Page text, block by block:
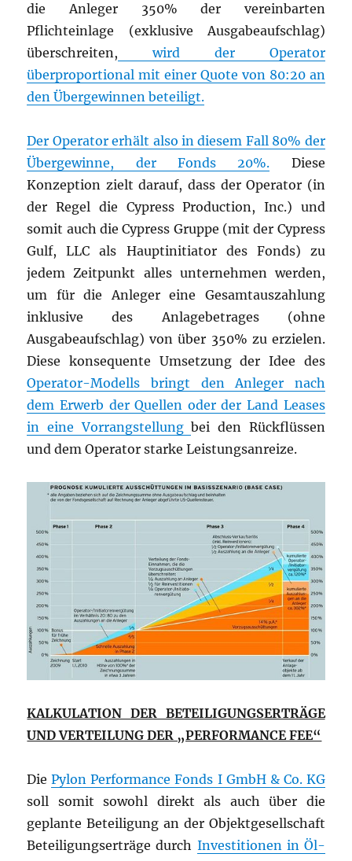
die Anleger 350% der vereinbarten
Pflichteinlage (exklusive Ausgabeaufschlag)
überschreiten, wird der Operator
überproportional mit einer Quote von 80:20 an
den Übergewinnen beteiligt.
Der Operator erhält also in diesem Fall 80% der
Übergewinne, der Fonds 20%. Diese
Konzeption zielt darauf, dass der Operator (in
der Regel die Cypress Production, Inc.) und
somit auch die Cypress Gruppe (mit der Cypress
Gulf, LLC als Hauptinitiator des Fonds) zu
jedem Zeitpunkt alles unternehmen werden,
um für die Anleger eine Gesamtauszahlung
inklusive des Anlagebetrages (ohne
Ausgabeaufschlag) von über 350% zu erzielen.
Diese konsequente Umsetzung der Idee des
Operator-Modells bringt den Anleger nach
dem Erwerb der Quellen oder der Land Leases
in eine Vorrangstellungbei den Rückflüssen
und dem Operator starke Leistungsanreize.
KALKULATION DER BETEILIGUNGSERTRÄGE
UND VERTEILUNG DER „PERFORMANCE FEE“
DiePylon Performance Fonds I GmbH & Co. KG
soll somit sowohl direkt als auch über die
geplante Beteiligung an der Objektgesellschaft
Beteiligungserträge durch Investitionen in Öl-